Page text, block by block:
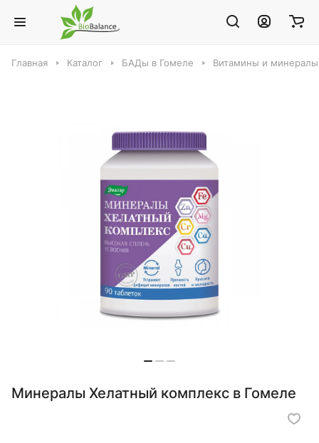
Главная Каталог БАДы в Гомеле Витамины и
Минералы Хелатный комплекс в Гомеле